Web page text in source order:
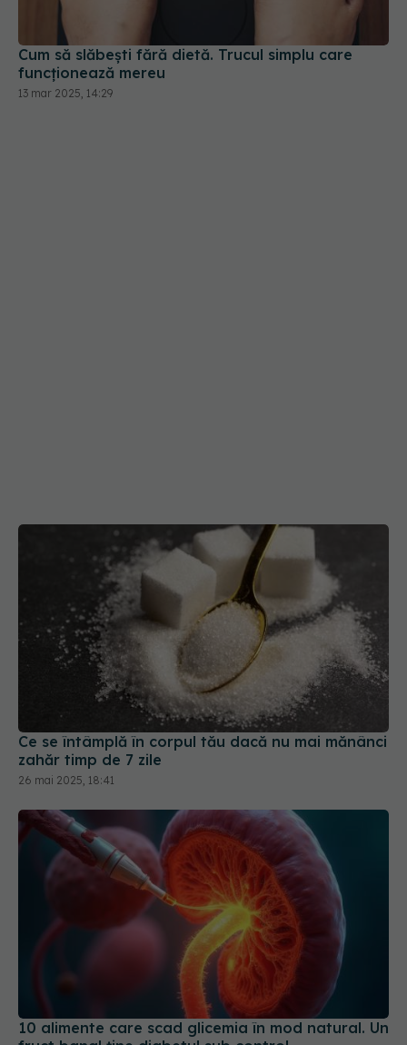
Cum să slăbești fără dietă. Trucul simplu care
funcționează mereu
13 mar 2025, 14:29
Ce se întâmplă în corpul tău dacă nu mai mănânci
zahăr timp de 7 zile
26 mai 2025, 18:41
10 alimente care scad glicemia în mod natural. Un